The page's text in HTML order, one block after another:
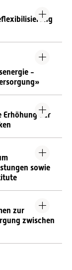
-
Erhöhung der
sowie
zur
zwischen